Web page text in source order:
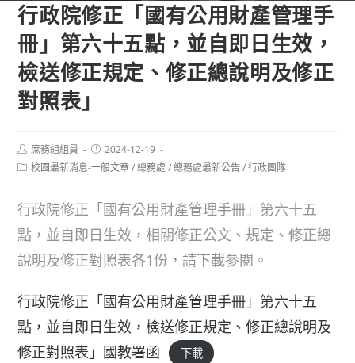
行政院修正「國有公用財產管理手
冊」第六十五點，並自即日生效，
檢送修正規定、修正總說明及修正
對照表」
Post
author:
庶務組組員
Post
published:
2024-12-19
Post校園最新消息-一般文章 / 總務處 / 總務處最新公告 / 行政團隊
行政院修正「國有公用財產管理手冊」第六十五
點，並自即日生效，相關修正公文、規定、修正總
說明及修正對照表各1份，請下載參閱。
行政院修正「國有公用財產管理手冊」第六十五
點，並自即日生效，檢送修正規定、修正總說明及
修正對照表」國教署函
下載